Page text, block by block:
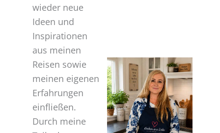
wieder neue
Ideen und
Inspirationen
aus meinen
Reisen sowie
meinen eigenen
Erfahrungen
einfließen.
Durch meine